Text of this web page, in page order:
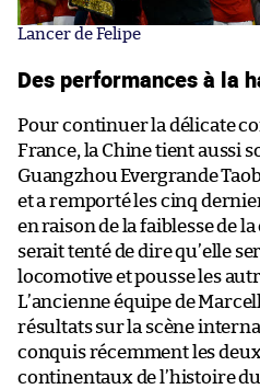
Lancer de Felipe
Des performances à la
Pour continuer la délicate
France, la Chine tient aussi
Guangzhou Evergrande
et a remporté les cinq
en raison de la faiblesse de
serait tenté de dire qu’elle
locomotive et pousse les
L’ancienne équipe de
résultats sur la scène
conquis récemment les
continentaux de l’histoire